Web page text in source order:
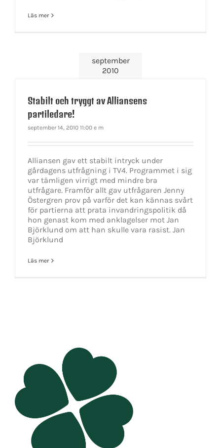
Läs mer
september
2010
Stabilt och tryggt av Alliansens
partiledare!
september 14, 2010 11:00 e m
Alliansen gav ett stabilt intryck under
gårdagens utfrågning i TV4. Programmet i sig
var tämligen virrigt med mindre bra
utfrågare. Framför allt gav utfrågaren Jenny
Östergren prov på varför det kan kännas svårt
för partierna att prata invandringspolitik då
hon genast kom med anklagelser mot Jan
Björklund om att han skulle vara rasist. Jan
Björklund
Läs mer